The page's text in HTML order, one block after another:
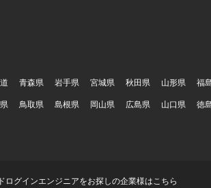
青森県 岩手県 宮城県 秋田県 山形県 福
鳥取県 島根県 岡山県 広島県 山口県 徳
ログインエンジニアをお探しの企業様はこちら